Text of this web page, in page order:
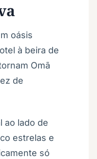
oásis
à beira de
Omã
de
ao lado de
estrelas e
só